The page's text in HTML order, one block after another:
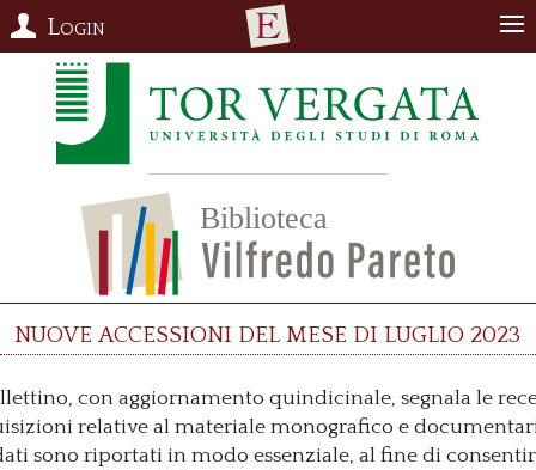
Login
Nuove accessioni del mese di luglio 2023
con aggiornamento quindicinale, segnala le
relative al materiale monografico e
sono riportati in modo essenziale, al fine di